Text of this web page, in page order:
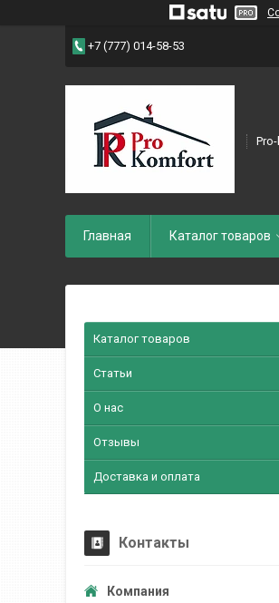
+7 (777) 014-58-53
Главная Каталог товаров
Каталог товаров
Статьи
О нас
Отзывы
Доставка и оплата
Контакты